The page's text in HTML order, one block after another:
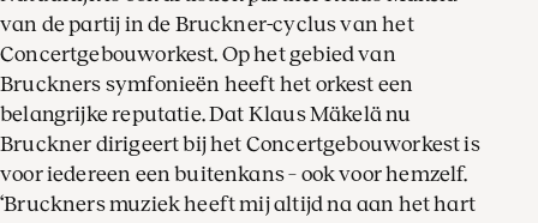
van de partij in de Bruckner-cyclus van het
Concertgebouworkest. Op het gebied van
Bruckners symfonieën heeft het orkest een
belangrijke reputatie. Dat Klaus Mäkelä nu
Bruckner dirigeert bij het Concertgebouworkest is
voor iedereen een buitenkans – ook voor hemzelf.
‘Bruckners muziek heeft mij altijd na aan het hart